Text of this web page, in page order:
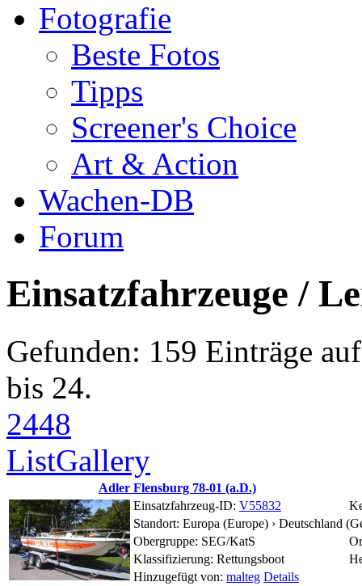
Fotografie
Beste Fotos
Tipps
Screener's Choice
Art & Action
Wachen-DB
Forum
Einsatzfahrzeuge /
Gefunden: 159 Einträge
bis 24.
2448
ListGallery
Adler Flensburg 78-01 (a.D.)
Einsatzfahrzeug-ID: V55832
Standort: Europa (Europe) › Deutschland
Obergruppe: SEG/KatS
Klassifizierung: Rettungsboot
Hinzugefügt von: malteg Details